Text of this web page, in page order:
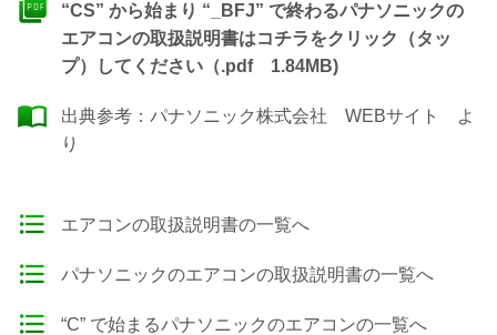
“CS” から始まり “_BFJ” で終わるパナソニックの
エアコンの取扱説明書はコチラをクリック（タッ
プ）してください（.pdf 1.84MB)
出典参考： パナソニック株式会社 WEBサイト
よ
り
エアコンの取扱説明書の一覧へ
パナソニックのエアコンの取扱説明書の一覧へ
“C” で始まるパナソニックのエアコンの一覧へ